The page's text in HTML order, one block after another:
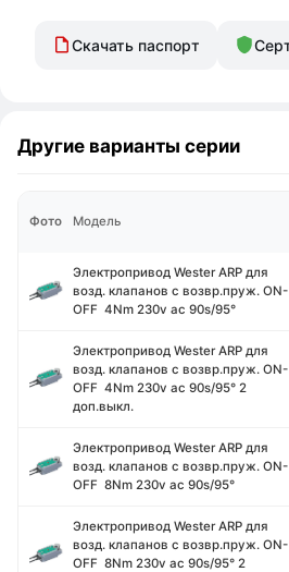
Скачать паспорт
Другие варианты серии
Фото Модель
Электропривод Wester ARР для
возд. клапанов с возвр.пруж. ON-
OFF 4Nm 230v ac 90s/95°
Электропривод Wester ARР для
возд. клапанов с возвр.пруж. ON-
OFF 4Nm 230v ac 90s/95° 2
доп.выкл.
Электропривод Wester ARР для
возд. клапанов с возвр.пруж. ON-
OFF 8Nm 230v ac 90s/95°
Электропривод Wester ARР для
возд. клапанов с возвр.пруж. ON-
OFF 8Nm 230v ac 90s/95° 2